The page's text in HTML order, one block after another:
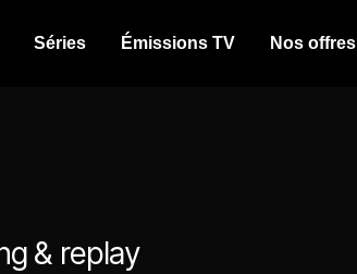
Séries Émissions TV Nos offres
& replay